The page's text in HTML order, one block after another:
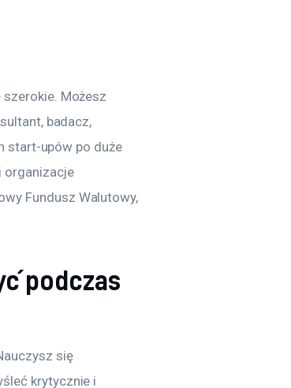
Możesz
badacz,
start-upów po duże
organizacje
Fundusz Walutowy,
podczas
się
krytycznie i